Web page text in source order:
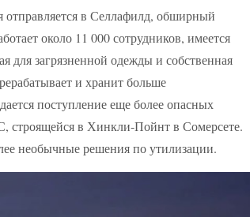
отправляется в Селлафилд, обширный
около 11 000 сотрудников, имеется
для загрязненной одежды и собственная
и хранит больше
поступление еще более опасных
строящейся в Хинкли-Пойнт в Сомерсете.
необычные решения по утилизации.